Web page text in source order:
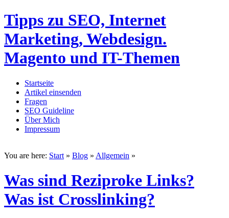
Tipps zu SEO, Internet
Marketing, Webdesign.
Magento und IT-Themen
Startseite
Artikel einsenden
Fragen
SEO Guideline
Über Mich
Impressum
You are here: Start » Blog » Allgemein »
Was sind Reziproke Links?
Was ist Crosslinking?